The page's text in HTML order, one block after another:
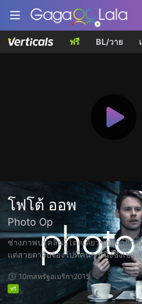
ฟรี BL/วาย
โฟโต้ ออพ
Photo Op
ช่างภาพบรู๊คลินผู้โดดเดี่ยวชอบถ่ายภ
แต่สายตาจับจ้องไปที่คนๆ หนึ่งซึ่งเขาเ
10mสหรัฐอเมริกา2015
ฟรี